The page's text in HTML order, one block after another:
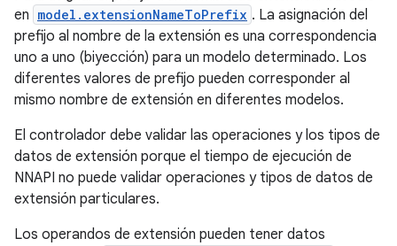
en model.extensionNameToPrefix . La asignación del
prefijo al nombre de la extensión es una correspondencia
uno a uno (biyección) para un modelo determinado. Los
diferentes valores de prefijo pueden corresponder al
mismo nombre de extensión en diferentes modelos.
El controlador debe validar las operaciones y los tipos de
datos de extensión porque el tiempo de ejecución de
NNAPI no puede validar operaciones y tipos de datos de
extensión particulares.
Los operandos de extensión pueden tener datos